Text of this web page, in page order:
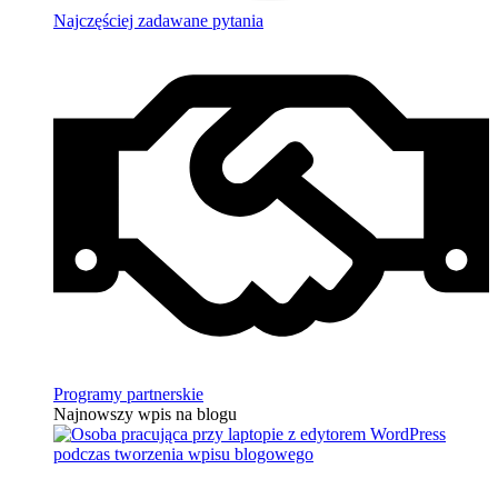
Najczęściej zadawane pytania
Programy partnerskie
Najnowszy wpis na blogu